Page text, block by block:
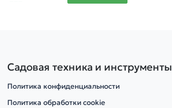
Садовая техника и инструменты
Политика конфиденциальности
Политика обработки cookie